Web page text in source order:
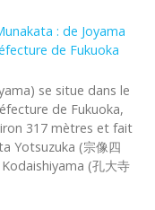
se situe dans le
de Fukuoka,
317 mètres et fait
Yotsuzuka (宗像四
(孔大寺